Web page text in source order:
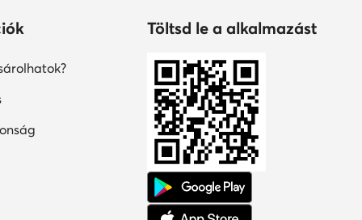
Töltsd le a alkalmazást